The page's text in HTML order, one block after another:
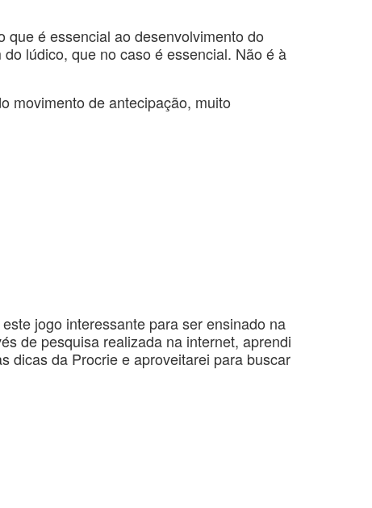
é essencial ao desenvolvimento do
lúdico, que no caso é essencial. Não é à
movimento de antecipação, muito
jogo interessante para ser ensinado na
de pesquisa realizada na internet, aprendi
dicas da Procrie e aproveitarei para buscar